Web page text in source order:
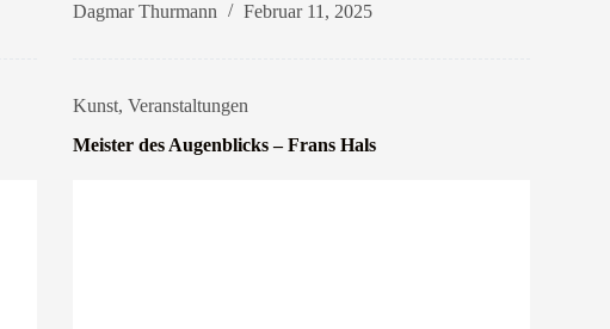
Dagmar Thurmann Februar 11, 2025
Kunst, Veranstaltungen
Meister des Augenblicks – Frans Hals